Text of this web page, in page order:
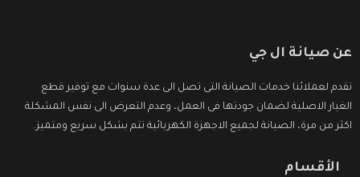
عن صيانة ال جي
نقدم لعملائنا خدمات الصيانة التى تصل الى عدة سنوات مع توفير قطع
الغيار الاصلية لضمان جودتها فى العمل، وعدم التعرض الى نفس المشكلة
اكثر من مرة، الصيانة لجميع الاجهزة الكهربائية تتم بشكل سريع ومتميز.
الأقسام